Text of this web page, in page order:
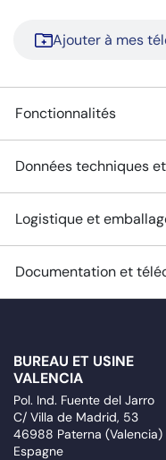
Ajouter à mes
Fonctionnalités
Données techniques
Logistique et
Documentation et
BUREAU ET USINE
VALENCIA
Pol. Ind. Fuente del Jarro
C/ Villa de Madrid, 53
46988 Paterna (Valencia)
Espagne